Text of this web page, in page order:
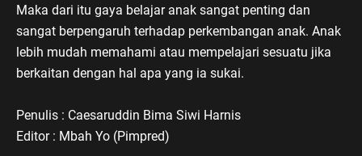
Maka dari itu gaya belajar anak sangat penting dan
sangat berpengaruh terhadap perkembangan anak. Anak
lebih mudah memahami atau mempelajari sesuatu jika
berkaitan dengan hal apa yang ia sukai.
Penulis : Caesaruddin Bima Siwi Harnis
Editor : Mbah Yo (Pimpred)